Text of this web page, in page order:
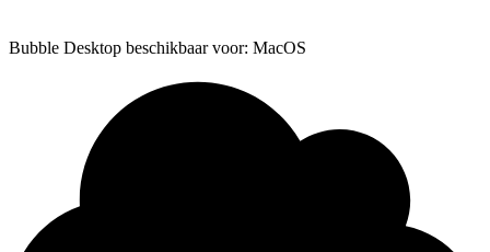
Bubble Desktop beschikbaar voor: MacOS